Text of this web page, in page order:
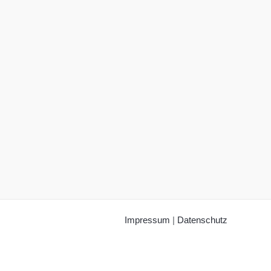
Impressum | Datenschutz